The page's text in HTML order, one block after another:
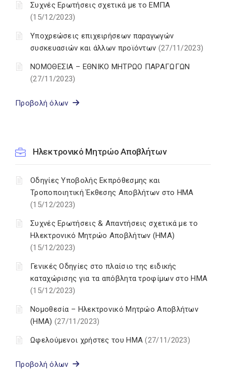
Συχνές Ερωτήσεις σχετικά με το ΕΜΠΑ
(15/12/2023)
Υποχρεώσεις επιχειρήσεων παραγωγών
συσκευασιών και άλλων προϊόντων (27/11/2023)
ΝΟΜΟΘΕΣΙΑ – ΕΘΝΙΚΟ ΜΗΤΡΩΟ ΠΑΡΑΓΩΓΩΝ
(27/11/2023)
Προβολή όλων
Ηλεκτρονικό Μητρώο Αποβλήτων
Οδηγίες Υποβολής Εκπρόθεσμης και
Τροποποιητική Έκθεσης Αποβλήτων στο ΗΜΑ
(15/12/2023)
Συχνές Ερωτήσεις & Απαντήσεις σχετικά με το
Ηλεκτρονικό Μητρώο Αποβλήτων (ΗΜΑ)
(15/12/2023)
Γενικές Οδηγίες στο πλαίσιο της ειδικής
καταχώρισης για τα απόβλητα τροφίμων στο ΗΜΑ
(15/12/2023)
Νομοθεσία – Ηλεκτρονικό Μητρώο Αποβλήτων
(ΗΜΑ) (27/11/2023)
Ωφελούμενοι χρήστες του ΗΜΑ(27/11/2023)
Προβολή όλων